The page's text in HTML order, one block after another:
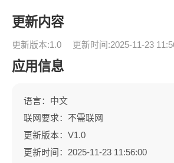
更新内容
更新版本:1.0 更新时间:2025-11-23
应用信息
语言：中文
联网要求：不需联网
更新版本：V1.0
更新时间：2025-11-23 11:56:00